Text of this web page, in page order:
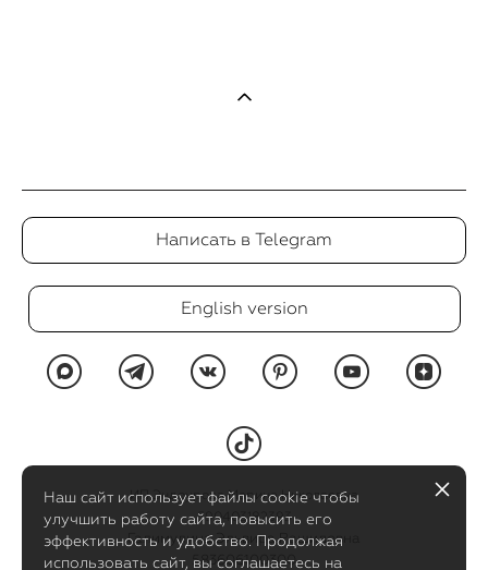
Написать в Telegram
English version
ИП Эндоурова Марина Николаевна
590403182393
Галимулина Эльвира Рашидовна
583606100300
Наш сайт использует файлы cookie чтобы
улучшить работу сайта, повысить его
эффективность и удобство. Продолжая
использовать сайт, вы соглашаетесь на